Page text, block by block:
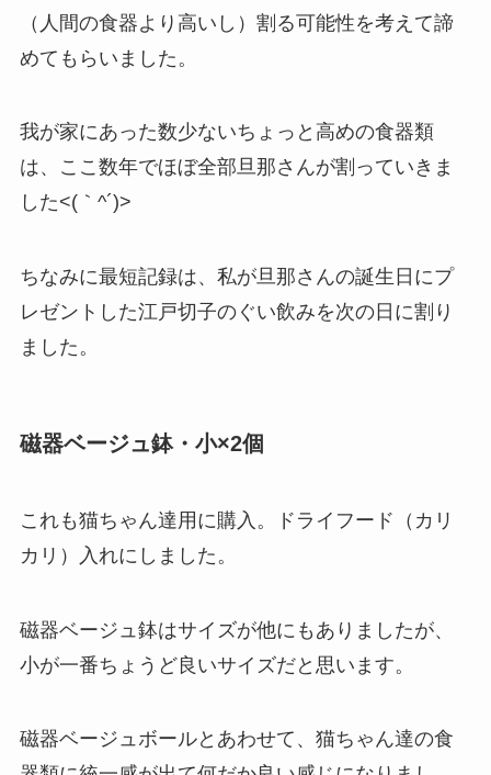
（人間の食器より高いし）割る可能性を考えて諦
めてもらいました。
我が家にあった数少ないちょっと高めの食器類
は、ここ数年でほぼ全部旦那さんが割っていきま
した<(｀^´)>
ちなみに最短記録は、私が旦那さんの誕生日にプ
レゼントした江戸切子のぐい飲みを次の日に割り
ました。
磁器ベージュ鉢・小×2個
これも猫ちゃん達用に購入。ドライフード（カリ
カリ）入れにしました。
磁器ベージュ鉢はサイズが他にもありましたが、
小が一番ちょうど良いサイズだと思います。
磁器ベージュボールとあわせて、猫ちゃん達の食